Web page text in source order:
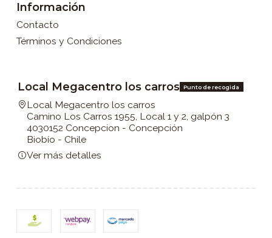
Información
Contacto
Términos y Condiciones
Local Megacentro los carros Punto de recogida
Local Megacentro los carros
Camino Los Carros 1955, Local 1 y 2, galpón 3
4030152 Concepcion - Concepción
Biobío - Chile
Ver más detalles